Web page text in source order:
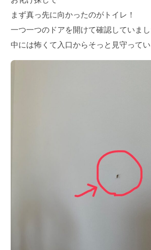
まず真っ先に向かったのがトイレ！
一つ一つのドアを開けて確認していまし
中には怖くて入口からそっと見守ってい